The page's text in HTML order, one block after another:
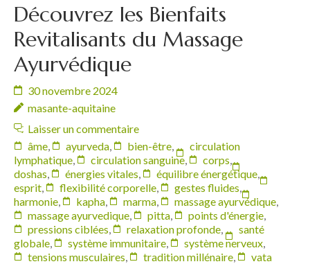
Découvrez les Bienfaits
Revitalisants du Massage
Ayurvédique
30 novembre 2024
masante-aquitaine
Laisser un commentaire
âme, ayurveda, bien-être,
circulation
lymphatique, circulation sanguine, corps,
doshas, énergies vitales, équilibre énergétique,
esprit, flexibilité corporelle, gestes fluides,
harmonie, kapha, marma, massage ayurvédique,
massage ayurvedique, pitta, points d'énergie,
pressions ciblées, relaxation profonde,
santé
globale, système immunitaire, système nerveux,
tensions musculaires, tradition millénaire, vata